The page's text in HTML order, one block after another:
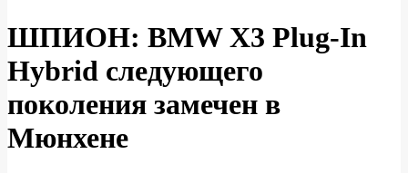
ШПИОН: BMW X3 Plug-In
Hybrid следующего
поколения замечен в
Мюнхене